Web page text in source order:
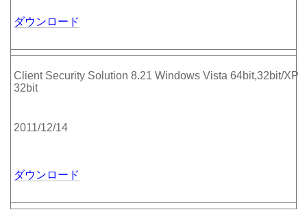
ダウンロード
Client Security Solution 8.21 Windows Vista 64bit,32bit/XP
32bit
2011/12/14
ダウンロード